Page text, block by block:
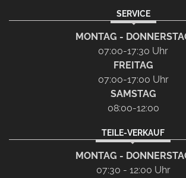
SERVICE
MONTAG -
07:00-17:30 Uhr
FREITAG
07:00-17:00 Uhr
SAMSTAG
08:00-12:00
TEILE-VERKAUF
MONTAG -
07:30 - 12:00 Uhr